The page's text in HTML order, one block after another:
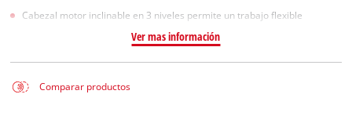
Cabezal motor inclinable en 3 niveles permite un trabajo flexible
Ver mas información
Comparar productos